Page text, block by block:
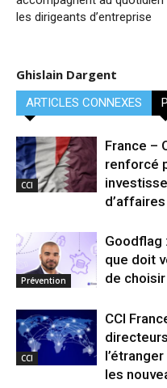
les dirigeants d’entreprise
Ghislain Dargent
ARTICLES CONNEXES
CCI
France –
renforcé
d’affaires
Prévention
Goodflag
que doit
de
CCI
CCI
les